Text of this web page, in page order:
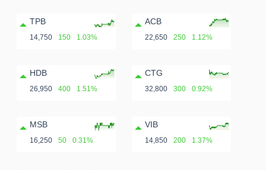
TPB
14,750 150 1.03%
ACB
22,650 250 1.12%
HDB
26,950 400 1.51%
CTG
32,800 300 0.92%
MSB
16,250 50 0.31%
VIB
14,850 200 1.37%